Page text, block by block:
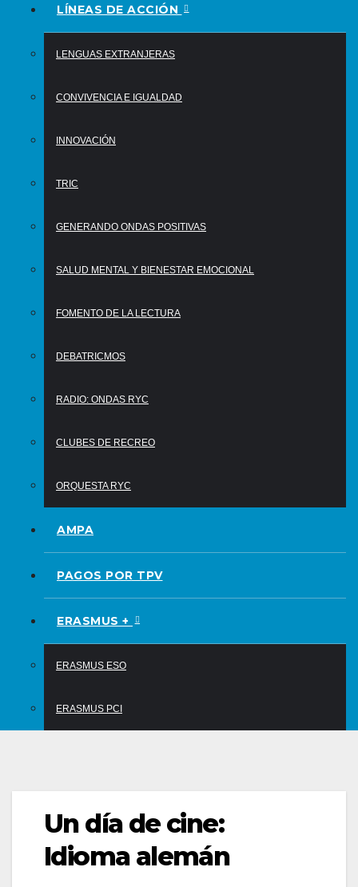
LÍNEAS DE ACCIÓN
LENGUAS EXTRANJERAS
CONVIVENCIA E IGUALDAD
INNOVACIÓN
TRIC
GENERANDO ONDAS POSITIVAS
SALUD MENTAL Y BIENESTAR EMOCIONAL
FOMENTO DE LA LECTURA
DEBATRICMOS
RADIO: ONDAS RYC
CLUBES DE RECREO
ORQUESTA RYC
AMPA
PAGOS POR TPV
ERASMUS +
ERASMUS ESO
ERASMUS PCI
Un día de cine:
Idioma alemán